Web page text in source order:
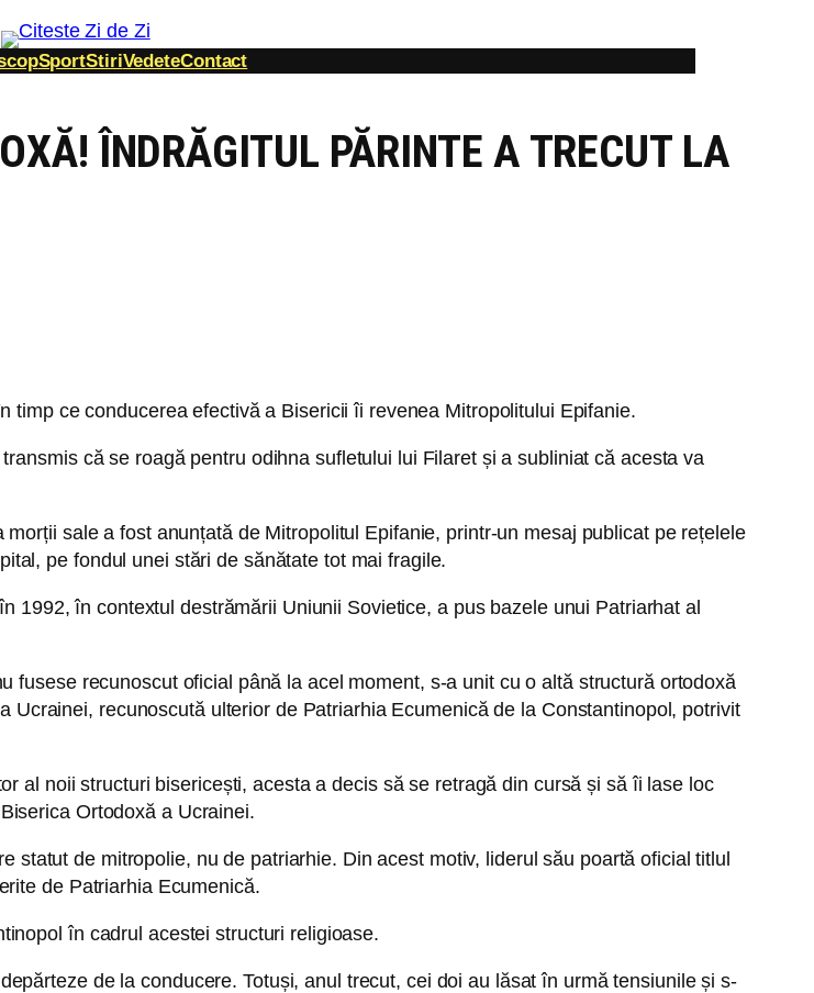
SportStiriVedeteContact
ÎNDRĂGITUL PĂRINTE A TRECUT LA
ce conducerea efectivă a Bisericii îi revenea Mitropolitului Epifanie.
că se roagă pentru odihna sufletului lui Filaret și a subliniat că acesta va
sale a fost anunțată de Mitropolitul Epifanie, printr-un mesaj publicat pe rețelele
pe fondul unei stări de sănătate tot mai fragile.
1992, în contextul destrămării Uniunii Sovietice, a pus bazele unui Patriarhat al
fusese recunoscut oficial până la acel moment, s-a unit cu o altă structură ortodoxă
recunoscută ulterior de Patriarhia Ecumenică de la Constantinopol, potrivit
al noii structuri bisericești, acesta a decis să se retragă din cursă și să îi lase loc
Ortodoxă a Ucrainei.
statut de mitropolie, nu de patriarhie. Din acest motiv, liderul său poartă oficial titlul
de Patriarhia Ecumenică.
în cadrul acestei structuri religioase.
de la conducere. Totuși, anul trecut, cei doi au lăsat în urmă tensiunile și s-